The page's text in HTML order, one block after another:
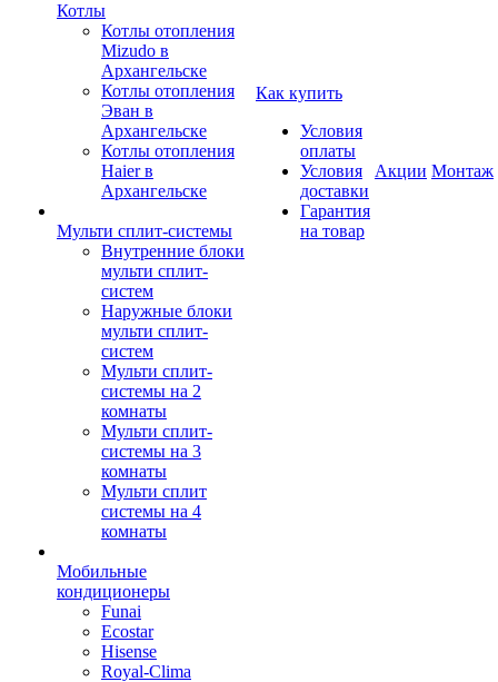
Котлы
Котлы отопления
Mizudo в
Архангельске
Котлы отопления
Эван в
Архангельске
Котлы отопления
Haier в
Архангельске
Мульти сплит-системы
Внутренние блоки
мульти сплит-
систем
Наружные блоки
мульти сплит-
систем
Мульти сплит-
системы на 2
комнаты
Мульти сплит-
системы на 3
комнаты
Мульти сплит
системы на 4
комнаты
Мобильные
кондиционеры
Funai
Ecostar
Hisense
Royal-Clima
Как купить
Условия
оплаты
Условия
доставки
Гарантия
на товар
Акции Монтаж